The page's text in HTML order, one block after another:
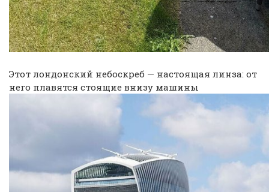
Этот лондонский небоскреб — настоящая линза: от
него плавятся стоящие внизу машины